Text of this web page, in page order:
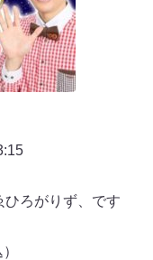
ひろがりず、です